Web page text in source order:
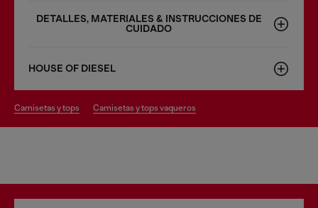
DETALLES, MATERIALES & INSTRUCCIONES DE
CUIDADO
HOUSE OF DIESEL
camisetas y tops camisetas y tops vaqueros